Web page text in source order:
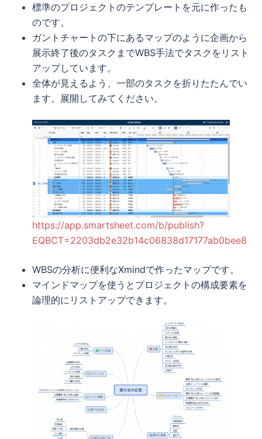
標準のプロジェクトのテンプレートを元に作ったも
のです。
ガントチャートの下にあるマップのように企画から
展示終了後のタスクまでWBS手法でタスクをリスト
アップしています。
全体が見えるよう、一部のタスクを折りたたんでい
ます。展開してみてください。
https://app.smartsheet.com/b/publish?
EQBCT=2203db2e32b14c06838d17177ab0bee8
WBSの分析に便利なXmindで作ったマップです。
マインドマップを使うとプロジェクトの構成要素を
論理的にリストアップできます。